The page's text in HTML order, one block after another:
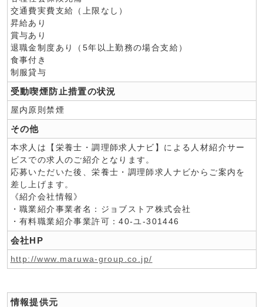
交通費実費支給（上限なし）
昇給あり
賞与あり
退職金制度あり（5年以上勤務の場合支給）
食事付き
制服貸与
受動喫煙防止措置の状況
屋内原則禁煙
その他
本求人は【栄養士・調理師求人ナビ】による人材紹介サー
ビスでの求人のご紹介となります。
応募いただいた後、栄養士・調理師求人ナビからご案内を
差し上げます。
《紹介会社情報》
・職業紹介事業者名：ジョブストア株式会社
・有料職業紹介事業許可：40-ユ-301446
会社HP
http://www.maruwa-group.co.jp/
情報提供元